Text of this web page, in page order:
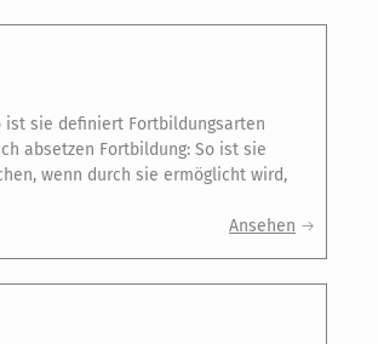
ist sie definiert Fortbildungsarten
absetzen Fortbildung: So ist sie
wenn durch sie ermöglicht wird,
Ansehen